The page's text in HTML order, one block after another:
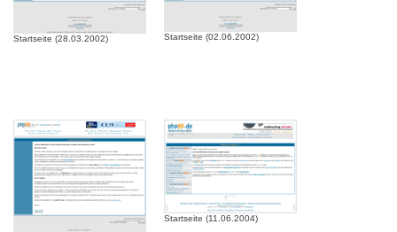
Startseite (28.03.2002) Startseite (02.06.2002)
Startseite (11.06.2004)